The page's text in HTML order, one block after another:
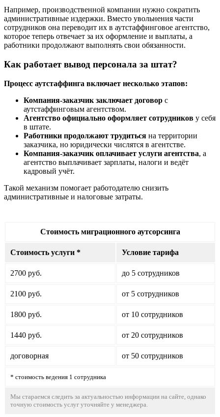
Например, производственной компании нужно сократить
административные издержки. Вместо увольнения части
сотрудников она переводит их в аутстаффинговое агентство,
которое теперь отвечает за их оформление и выплаты, а
работники продолжают выполнять свои обязанности.
Как работает вывод персонала за штат?
Процесс аутстаффинга включает несколько этапов:
Компания-заказчик заключает договор с
аутстаффинговым агентством.
Агентство официально оформляет сотрудников у себя
в штате.
Работники продолжают трудиться на территории
заказчика, но юридически числятся в агентстве.
Компания-заказчик оплачивает услуги агентства, а
агентство выплачивает зарплаты, налоги и ведёт
кадровый учёт.
Такой механизм помогает работодателю снизить
административные и налоговые затраты.
Стоимость миграционного аутсорсинга
Стоимость услуги * Условие тарифа
2700 руб. до 5 сотрудников
2100 руб. от 5 сотрудников
1800 руб. от 10 сотрудников
1440 руб. от 20 сотрудников
договорная от 50 сотрудников
* стоимость ведения 1 сотрудника
Мы стараемся следить за актуальностью информации на сайте, однако
точную стоимость услуг уточняйте у менеджера.